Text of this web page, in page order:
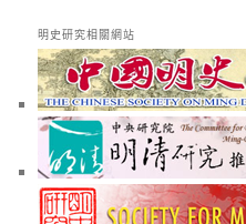
明史研究相關網站